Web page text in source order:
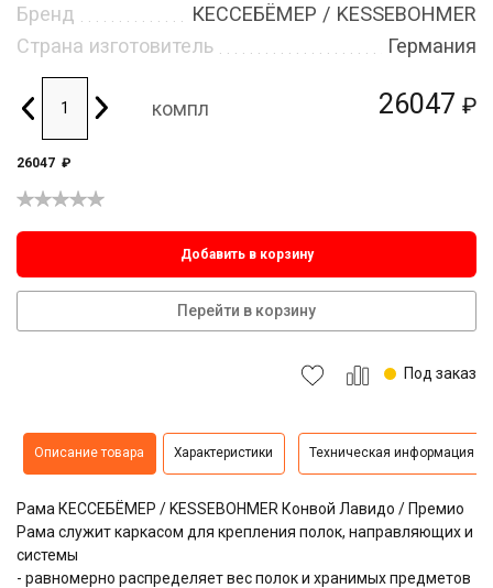
26047 ₽
Бренд
КЕССЕБЁМЕР / KESSEBOHMER
Страна изготовитель
Германия
компл
26047 ₽
Добавить в корзину
Перейти в корзину
Под заказ
Описание товара Характеристики Техническая информация
Рама КЕССЕБЁМЕР / KESSEBOHMER Конвой Лавидо / Премио
Рама служит каркасом для крепления полок, направляющих и
системы
- равномерно распределяет вес полок и хранимых предметов